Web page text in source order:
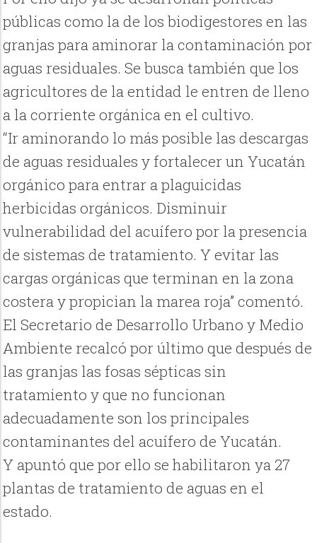
públicas como la de los biodigestores en las
granjas para aminorar la contaminación por
aguas residuales. Se busca también que los
agricultores de la entidad le entren de lleno
a la corriente orgánica en el cultivo.
“Ir aminorando lo más posible las descargas
de aguas residuales y fortalecer un Yucatán
orgánico para entrar a plaguicidas
herbicidas orgánicos. Disminuir
vulnerabilidad del acuífero por la presencia
de sistemas de tratamiento. Y evitar las
cargas orgánicas que terminan en la zona
costera y propician la marea roja” comentó.
El Secretario de Desarrollo Urbano y Medio
Ambiente recalcó por último que después de
las granjas las fosas sépticas sin
tratamiento y que no funcionan
adecuadamente son los principales
contaminantes del acuífero de Yucatán.
Y apuntó que por ello se habilitaron ya 27
plantas de tratamiento de aguas en el
estado.